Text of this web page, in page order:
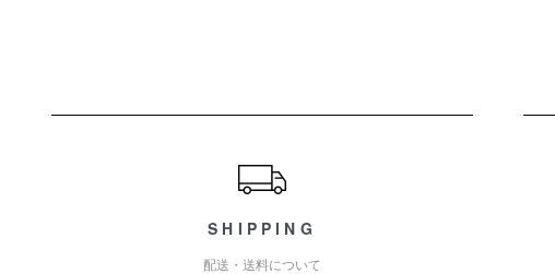
SHIPPING
配送・送料について